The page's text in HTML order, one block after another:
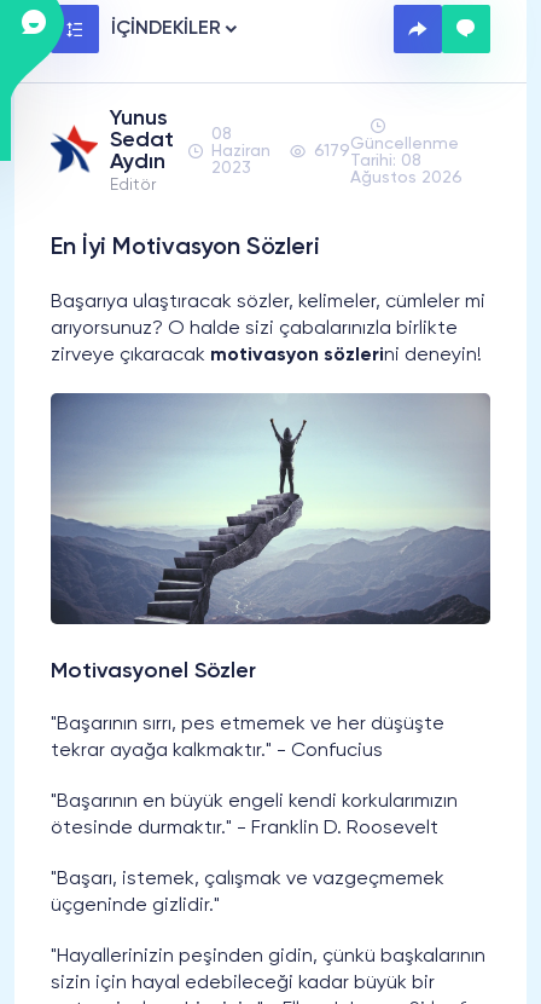
İÇİNDEKİLER
Yunus
Sedat
Aydın
Editör
08
Haziran
2023
6179Güncellenme
Tarihi: 08
Ağustos 2026
En İyi Motivasyon Sözleri
Başarıya ulaştıracak sözler, kelimeler, cümleler mi
arıyorsunuz? O halde sizi çabalarınızla birlikte
zirveye çıkaracak motivasyon sözlerini deneyin!
Motivasyonel Sözler
"Başarının sırrı, pes etmemek ve her düşüşte
tekrar ayağa kalkmaktır." - Confucius
"Başarının en büyük engeli kendi korkularımızın
ötesinde durmaktır." - Franklin D. Roosevelt
"Başarı, istemek, çalışmak ve vazgeçmemek
üçgeninde gizlidir."
"Hayallerinizin peşinden gidin, çünkü başkalarının
sizin için hayal edebileceği kadar büyük bir